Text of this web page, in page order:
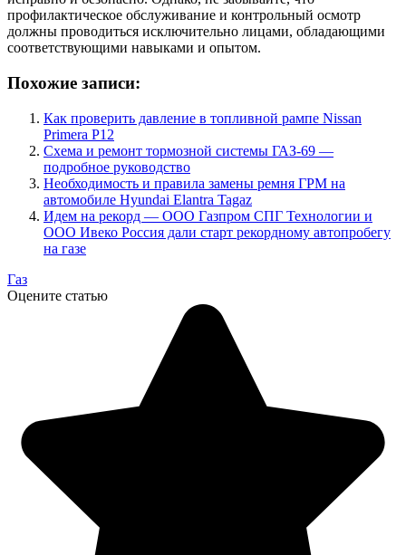
профилактическое обслуживание и контрольный осмотр
должны проводиться исключительно лицами, обладающими
соответствующими навыками и опытом.
Похожие записи:
Как проверить давление в топливной рампе Nissan
Primera P12
Схема и ремонт тормозной системы ГАЗ-69 —
подробное руководство
Необходимость и правила замены ремня ГРМ на
автомобиле Hyundai Elantra Tagaz
Идем на рекорд — ООО Газпром СПГ Технологии и
ООО Ивеко Россия дали старт рекордному автопробегу
на газе
Газ
Оцените статью